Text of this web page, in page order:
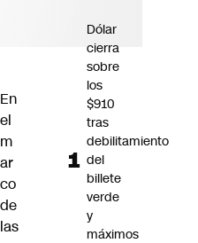
En
el
m
ar
co
de
las
Dólar
cierra
sobre
los
$910
tras
debilitamiento
del
billete
verde
y
máximos